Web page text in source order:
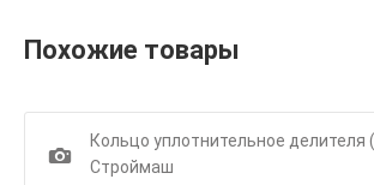
Похожие товары
1
Кольцо уплотнительное
Строймаш